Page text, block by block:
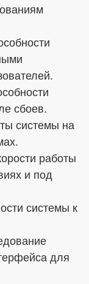
сбоев.
системы на
работы
и под
системы к
для